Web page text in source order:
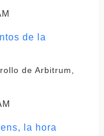
de la
de Arbitrum,
la hora